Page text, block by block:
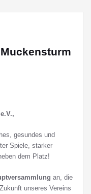
gesundes und
Spiele, starker
dem Platz!
an, die
unseres Vereins